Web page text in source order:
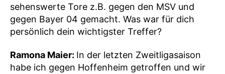
sehenswerte Tore z.B. gegen den MSV und
gegen Bayer 04 gemacht. Was war für dich
persönlich dein wichtigster Treffer?
Ramona Maier: In der letzten Zweitligasaison
habe ich gegen Hoffenheim getroffen und wir